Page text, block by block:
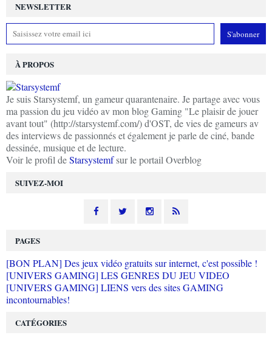
NEWSLETTER
SUIVEZ-MOI
À PROPOS
Je suis Starsystemf, un gameur quarantenaire. Je partage avec vous
ma passion du jeu vidéo av mon blog Gaming "Le plaisir de jouer
avant tout" (http://starsystemf.com/) d'OST, de vies de gameurs av
des interviews de passionnés et également je parle de ciné, bande
dessinée, musique et de lecture.
Voir le profil deStarsystemfsur le portail Overblog
PAGES
[BON PLAN] Des jeux vidéo gratuits sur internet, c'est possible !
[UNIVERS GAMING] LES GENRES DU JEU VIDEO
[UNIVERS GAMING] LIENS vers des sites GAMING
incontournables!
CATÉGORIES